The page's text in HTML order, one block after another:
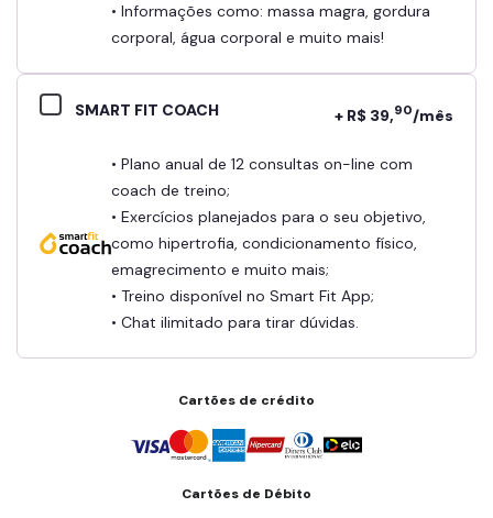
• Informações como: massa magra, gordura
corporal, água corporal e muito mais!
SMART FIT COACH + R$ 39,90/mês
• Plano anual de 12 consultas on-line com
coach de treino;
• Exercícios planejados para o seu objetivo,
como hipertrofia, condicionamento físico,
emagrecimento e muito mais;
• Treino disponível no Smart Fit App;
• Chat ilimitado para tirar dúvidas.
Cartões de crédito
Cartões de Débito